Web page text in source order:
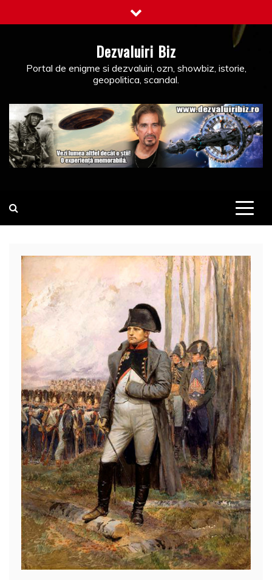
to
Dezvaluiri Biz
Portal de enigme si dezvaluiri, ozn, showbiz, istorie,
geopolitica, scandal.